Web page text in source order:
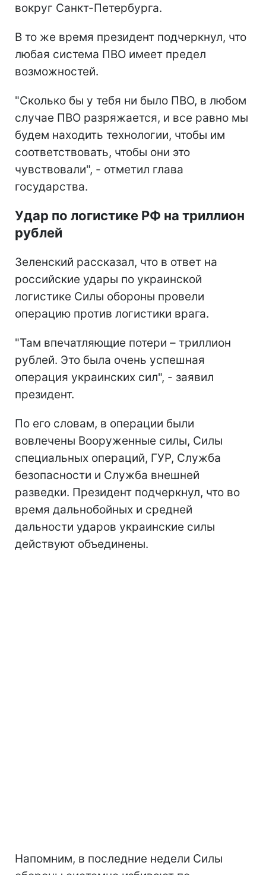
вокруг Санкт-Петербурга.
В то же время президент подчеркнул, что
любая система ПВО имеет предел
возможностей.
"Сколько бы у тебя ни было ПВО, в любом
случае ПВО разряжается, и все равно мы
будем находить технологии, чтобы им
соответствовать, чтобы они это
чувствовали", - отметил глава
государства.
Удар по логистике РФ на триллион
рублей
Зеленский рассказал, что в ответ на
российские удары по украинской
логистике Силы обороны провели
операцию против логистики врага.
"Там впечатляющие потери – триллион
рублей. Это была очень успешная
операция украинских сил", - заявил
президент.
По его словам, в операции были
вовлечены Вооруженные силы, Силы
специальных операций, ГУР, Служба
безопасности и Служба внешней
разведки. Президент подчеркнул, что во
время дальнобойных и средней
дальности ударов украинские силы
действуют объединены.
Напомним, в последние недели Силы